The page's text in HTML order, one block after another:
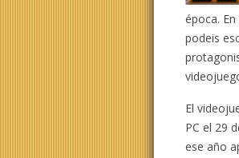
época.
podeis
El
PC el 29
ese año